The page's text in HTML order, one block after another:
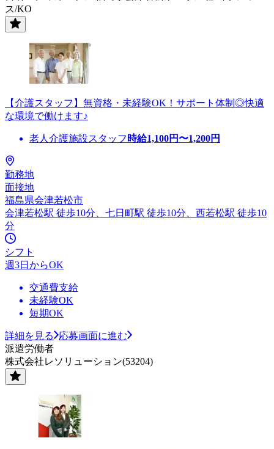
ス/KO
【介護スタッフ】無資格・未経験OK！サポート体制◎快適
な環境で働けます♪
老人介護施設スタッフ 時給1,100円〜1,200円
勤務地
面接地
福島県会津若松市
会津若松駅 徒歩10分、七日町駅 徒歩10分、西若松駅 徒歩10
分
シフト
週3日からOK
交通費支給
未経験OK
短期OK
詳細を見る
応募画面に進む
派遣労働者
株式会社レソリューション(53204)